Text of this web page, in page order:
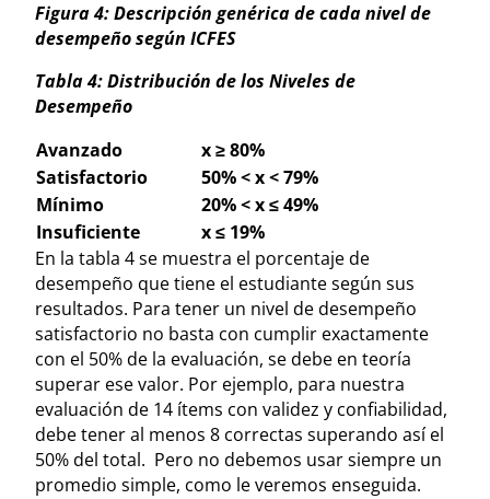
Figura 4: Descripción genérica de cada nivel de
desempeño según ICFES
Tabla 4: Distribución de los Niveles de
Desempeño
Avanzado
x ≥ 80%
Satisfactorio
50% < x < 79%
Mínimo
20% < x ≤ 49%
Insuficiente
x ≤ 19%
En la tabla 4 se muestra el porcentaje de
desempeño que tiene el estudiante según sus
resultados. Para tener un nivel de desempeño
satisfactorio no basta con cumplir exactamente
con el 50% de la evaluación, se debe en teoría
superar ese valor. Por ejemplo, para nuestra
evaluación de 14 ítems con validez y confiabilidad,
debe tener al menos 8 correctas superando así el
50% del total. Pero no debemos usar siempre un
promedio simple, como le veremos enseguida.